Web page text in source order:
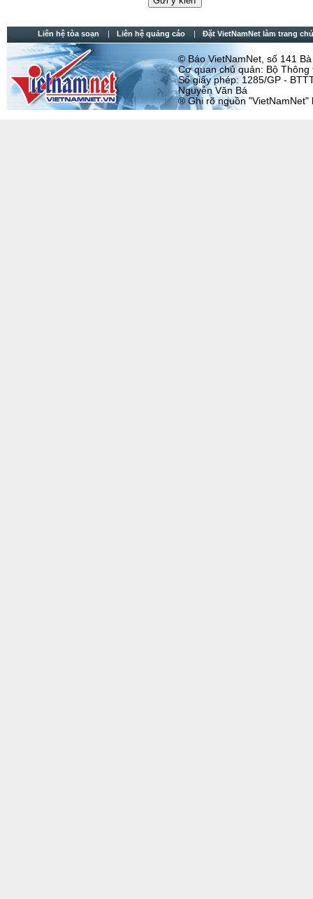
Liên hệ tòa soạn Liên hệ quảng cáo Đặt VietNamNet làm trang chủ
© Báo VietNamNet, số 141
Cơ quan chủ quản: Bộ Thông
Số giấy phép: 1285/GP -
Nguyễn Văn Bá
® Ghi rõ nguồn "VietNamNet"